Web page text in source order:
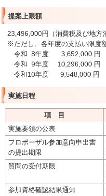
提案上限額
23,496,000円（消費税及び地方
※ただし、各年度の支払い限度
令和 8年度 3,652,000 円
令和 9年度 10,296,000 円
令和10年度 9,548,000 円
実施日程
項 目
実施要領の公表
プロポーザル参加意向申出書
の提出期限
質問の受付期限
参加資格確認結果通知